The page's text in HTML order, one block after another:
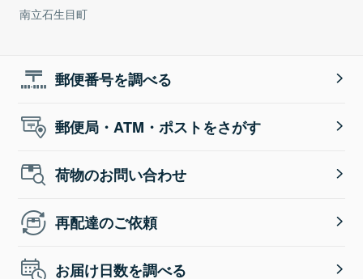
南立石生目町
郵便番号を調べる
郵便局・ATM・ポストをさがす
荷物のお問い合わせ
再配達のご依頼
お届け日数を調べる